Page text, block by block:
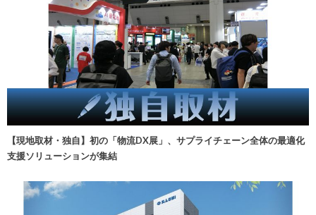
【現地取材・独自】初の「物流DX展」、サプライチェーン全体の最適化
支援ソリューションが集結